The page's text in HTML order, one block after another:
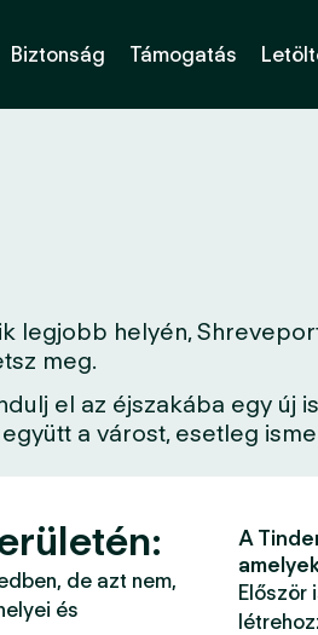
Biztonság Támogatás
legjobb helyén,
meg.
el az éjszakába egy új
a várost, esetleg
de azt nem,
és
A
Először